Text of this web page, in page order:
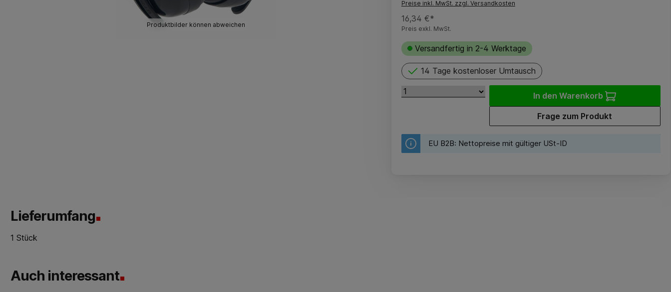
Produktbilder können abweichen
Preise inkl. MwSt. zzgl. Versandkosten
16,34 €*
Preis exkl. MwSt.
Versandfertig in 2-4 Werktage
14 Tage kostenloser Umtausch
In den Warenkorb
Frage zum Produkt
EU B2B: Nettopreise mit gültiger USt-ID
Lieferumfang
1 Stück
Auch interessant